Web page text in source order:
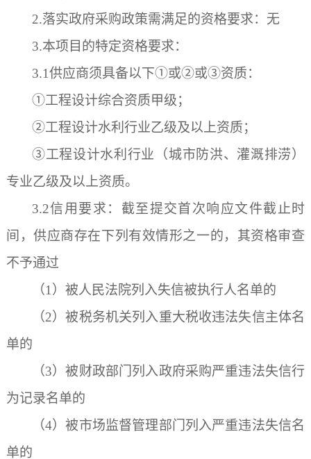
2.落实政府采购政策需满足的资格要求： 无
3.本项目的特定资格要求：
3.1供应商须具备以下①或②或③资质：
①工程设计综合资质甲级；
②工程设计水利行业乙级及以上资质；
③工程设计水利行业（城市防洪、灌溉排涝）
专业乙级及以上资质。
3.2信用要求：截至提交首次响应文件截止时
间，供应商存在下列有效情形之一的，其资格审查
不予通过
（1）被人民法院列入失信被执行人名单的
（2）被税务机关列入重大税收违法失信主体名
单的
（3）被财政部门列入政府采购严重违法失信行
为记录名单的
（4）被市场监督管理部门列入严重违法失信名
单的